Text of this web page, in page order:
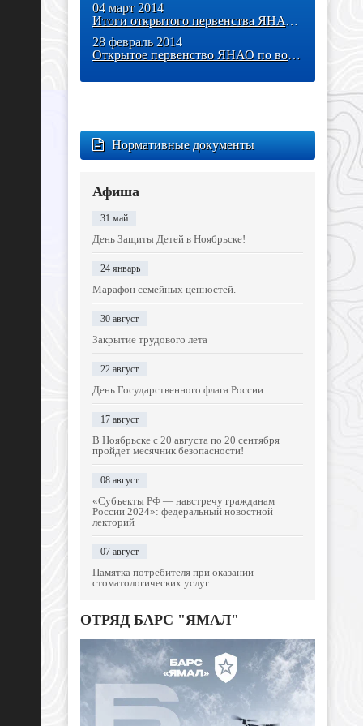
04 март 2014
Итоги открытого первенства ЯНАО по военно-прикладным видам спорта
28 февраль 2014
Открытое первенство ЯНАО по военно-прикладным видам спорта «Росич»
Нормативные документы
Афиша
31 май
День Защиты Детей в Ноябрьске!
24 январь
Марафон семейных ценностей.
30 август
Закрытие трудового лета
22 август
День Государственного флага России
17 август
В Ноябрьске с 20 августа по 20 сентября
пройдет месячник безопасности!
08 август
«Субъекты РФ — навстречу гражданам
России 2024»: федеральный новостной
лекторий
07 август
Памятка потребителя при оказании
стоматологических услуг
ОТРЯД БАРС "ЯМАЛ"